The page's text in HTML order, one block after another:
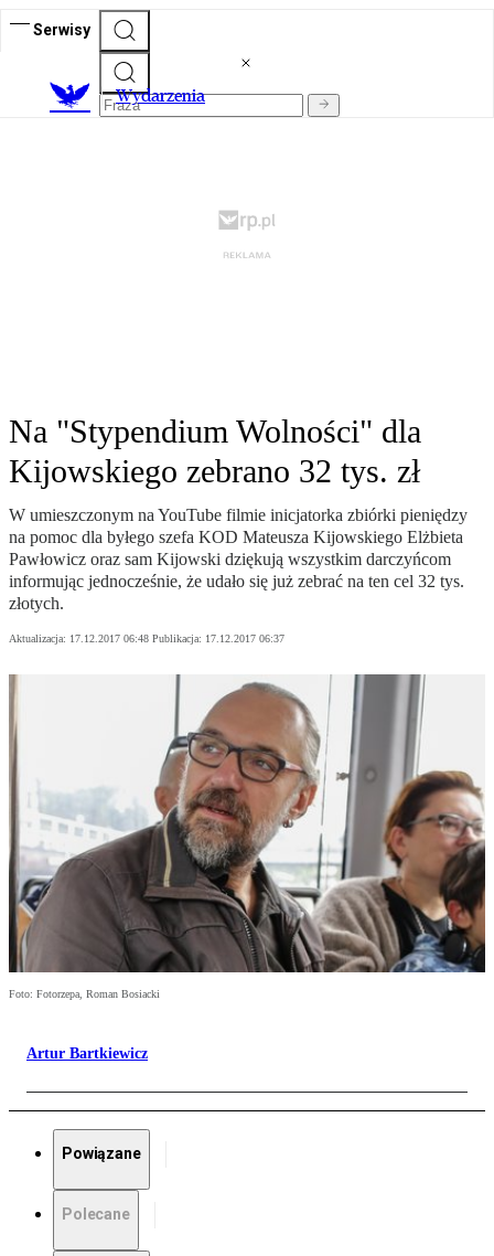
Serwisy
Wydarzenia
Na "Stypendium Wolności" dla
Kijowskiego zebrano 32 tys. zł
W umieszczonym na YouTube filmie inicjatorka zbiórki pieniędzy
na pomoc dla byłego szefa KOD Mateusza Kijowskiego Elżbieta
Pawłowicz oraz sam Kijowski dziękują wszystkim darczyńcom
informując jednocześnie, że udało się już zebrać na ten cel 32 tys.
złotych.
Aktualizacja: 17.12.2017 06:48 Publikacja: 17.12.2017 06:37
Foto: Fotorzepa, Roman Bosiacki
Artur Bartkiewicz
Powiązane
Polecane